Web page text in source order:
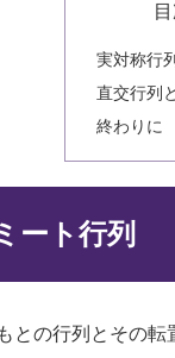
実対称行
直交行列
終わりに
ート行列
の行列とその転